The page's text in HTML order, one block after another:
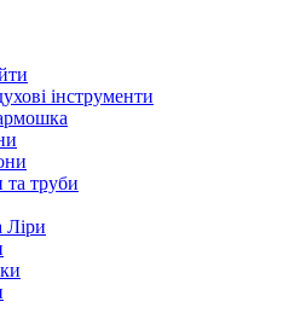
інструменти
та труби
Ліри